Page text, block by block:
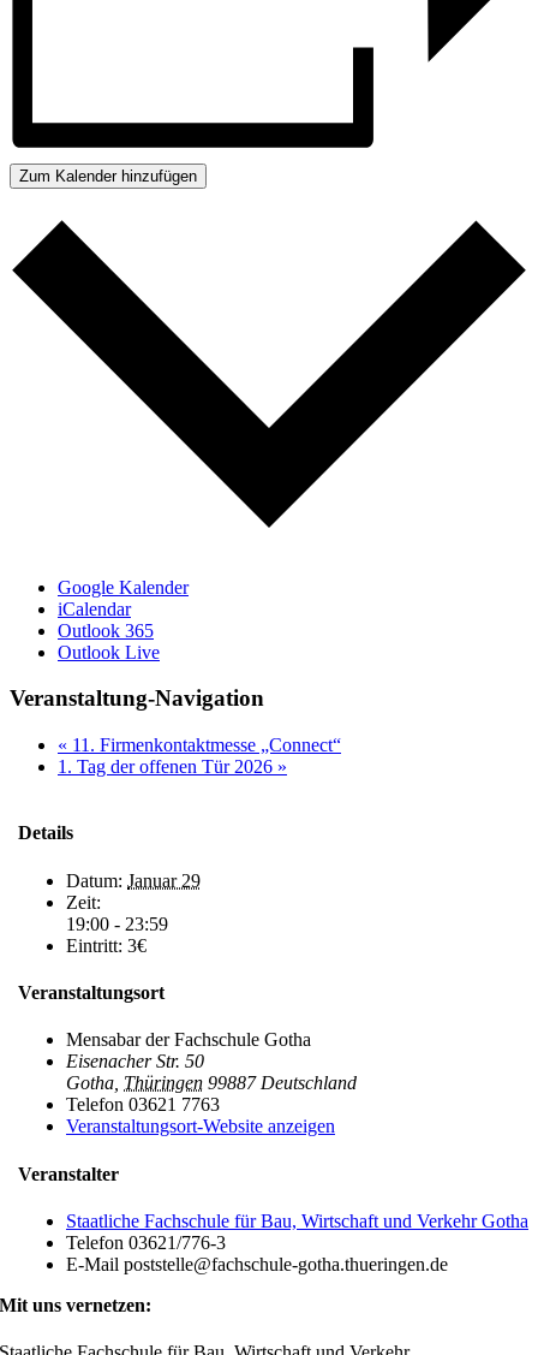
Zum Kalender hinzufügen
Google Kalender
iCalendar
Outlook 365
Outlook Live
Veranstaltung-Navigation
« 11. Firmenkontaktmesse „Connect“
1. Tag der offenen Tür 2026 »
Details
Datum: Januar 29
Zeit:
19:00 - 23:59
Eintritt: 3€
Veranstaltungsort
Mensabar der Fachschule Gotha
Eisenacher Str. 50
Gotha Thüringen 99887 Deutschland
Telefon 03621 7763
Veranstaltungsort-Website anzeigen
Veranstalter
Staatliche Fachschule für Bau, Wirtschaft und Verkehr Gotha
Telefon 03621/776-3
E-Mail poststelle@fachschule-gotha.thueringen.de
Mit uns vernetzen: